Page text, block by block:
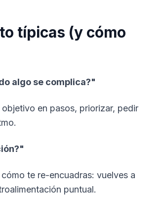
típicas (y cómo
algo se complica?"
en pasos, priorizar, pedir
te re-encuadras: vuelves a
puntual.